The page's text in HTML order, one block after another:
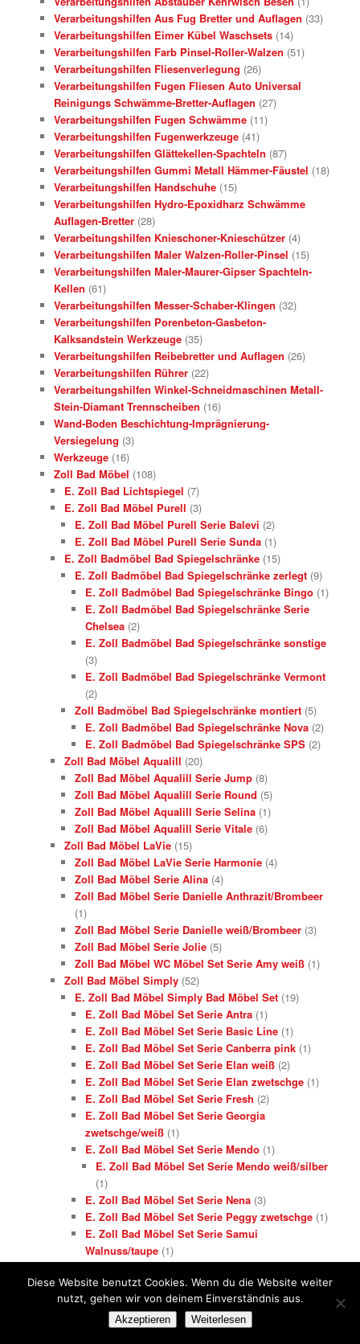
Verarbeitungshilfen Aus Fug Bretter und Auflagen (33)
Verarbeitungshilfen Eimer Kübel Waschsets (14)
Verarbeitungshilfen Farb Pinsel-Roller-Walzen (51)
Verarbeitungshilfen Fliesenverlegung (26)
Verarbeitungshilfen Fugen Fliesen Auto Universal
Reinigungs Schwämme-Bretter-Auflagen (27)
Verarbeitungshilfen Fugen Schwämme (11)
Verarbeitungshilfen Fugenwerkzeuge (41)
Verarbeitungshilfen Glättekellen-Spachteln (87)
Verarbeitungshilfen Gummi Metall Hämmer-Fäustel (18)
Verarbeitungshilfen Handschuhe (15)
Verarbeitungshilfen Hydro-Epoxidharz Schwämme
Auflagen-Bretter (28)
Verarbeitungshilfen Knieschoner-Knieschützer (4)
Verarbeitungshilfen Maler Walzen-Roller-Pinsel (15)
Verarbeitungshilfen Maler-Maurer-Gipser Spachteln-
Kellen (61)
Verarbeitungshilfen Messer-Schaber-Klingen (32)
Verarbeitungshilfen Porenbeton-Gasbeton-
Kalksandstein Werkzeuge (35)
Verarbeitungshilfen Reibebretter und Auflagen (26)
Verarbeitungshilfen Rührer (22)
Verarbeitungshilfen Winkel-Schneidmaschinen Metall-
Stein-Diamant Trennscheiben (16)
Wand-Boden Beschichtung-Imprägnierung-
Versiegelung (3)
Werkzeuge (16)
Zoll Bad Möbel (108)
E. Zoll Bad Lichtspiegel (7)
E. Zoll Bad Möbel Purell (3)
E. Zoll Bad Möbel Purell Serie Balevi (2)
E. Zoll Bad Möbel Purell Serie Sunda (1)
E. Zoll Badmöbel Bad Spiegelschränke (15)
E. Zoll Badmöbel Bad Spiegelschränke zerlegt (9)
E. Zoll Badmöbel Bad Spiegelschränke Bingo (1)
E. Zoll Badmöbel Bad Spiegelschränke Serie
Chelsea (2)
E. Zoll Badmöbel Bad Spiegelschränke sonstige
(3)
E. Zoll Badmöbel Bad Spiegelschränke Vermont
(2)
Zoll Badmöbel Bad Spiegelschränke montiert (5)
E. Zoll Badmöbel Bad Spiegelschränke Nova (2)
E. Zoll Badmöbel Bad Spiegelschränke SPS (2)
Zoll Bad Möbel Aqualill (20)
Zoll Bad Möbel Aqualill Serie Jump (8)
Zoll Bad Möbel Aqualill Serie Round (5)
Zoll Bad Möbel Aqualill Serie Selina (1)
Zoll Bad Möbel Aqualill Serie Vitale (6)
Zoll Bad Möbel LaVie (15)
Zoll Bad Möbel LaVie Serie Harmonie (4)
Zoll Bad Möbel Serie Alina (4)
Zoll Bad Möbel Serie Danielle Anthrazit/Brombeer
(1)
Zoll Bad Möbel Serie Danielle weiß/Brombeer (3)
Zoll Bad Möbel Serie Jolie (5)
Zoll Bad Möbel WC Möbel Set Serie Amy weiß (1)
Zoll Bad Möbel Simply (52)
E. Zoll Bad Möbel Simply Bad Möbel Set (19)
E. Zoll Bad Möbel Set Serie Antra (1)
E. Zoll Bad Möbel Set Serie Basic Line (1)
E. Zoll Bad Möbel Set Serie Canberra pink (1)
E. Zoll Bad Möbel Set Serie Elan weiß (2)
E. Zoll Bad Möbel Set Serie Elan zwetschge (1)
E. Zoll Bad Möbel Set Serie Fresh (2)
E. Zoll Bad Möbel Set Serie Georgia
zwetschge/weiß (1)
E. Zoll Bad Möbel Set Serie Mendo (1)
E. Zoll Bad Möbel Set Serie Mendo weiß/silber
(1)
E. Zoll Bad Möbel Set Serie Nena (3)
E. Zoll Bad Möbel Set Serie Peggy zwetschge (1)
E. Zoll Bad Möbel Set Serie Samui
Walnuss/taupe (1)
E. Zoll Bad Möbel Set Serie Savona(2)
E. Zoll Badmöbel Bad Serie Möbel Peggy weiß
(1)
E. Zoll Bad Möbel Simply Badblöcke
Diese Website benutzt Cookies. Wenn du die Website weiter
nutzt, gehen wir von deinem Einverständnis aus.
Akzeptieren Weiterlesen